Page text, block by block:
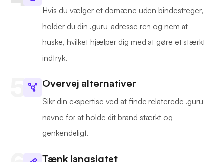
Hvis du vælger et domæne uden bindestreger,
holder du din .guru-adresse ren og nem at
huske, hvilket hjælper dig med at gøre et stærkt
indtryk.
Overvej alternativer
Sikr din ekspertise ved at finde relaterede .guru-
navne for at holde dit brand stærkt og
genkendeligt.
Tænk langsigtet